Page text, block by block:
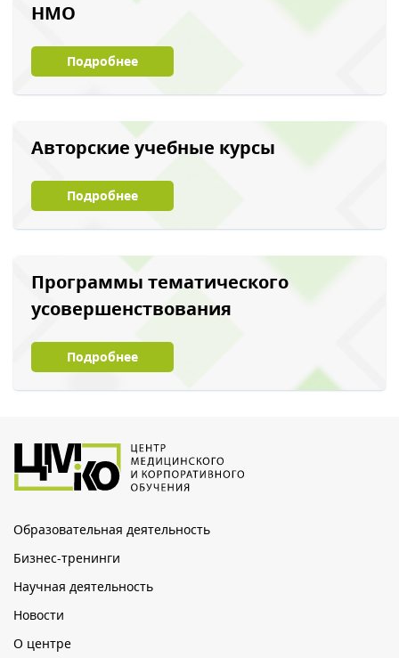
НМО
Подробнее
Авторские учебные курсы
Подробнее
Программы тематического
усовершенствования
Подробнее
Образовательная деятельность
Бизнес-тренинги
Научная деятельность
Новости
О центре